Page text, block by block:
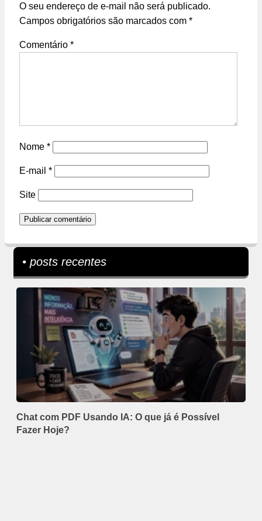
O seu endereço de e-mail não será publicado.
Campos obrigatórios são marcados com *
Comentário *
Nome *
E-mail *
Site
• posts recentes
Chat com PDF Usando IA: O que já é Possível
Fazer Hoje?